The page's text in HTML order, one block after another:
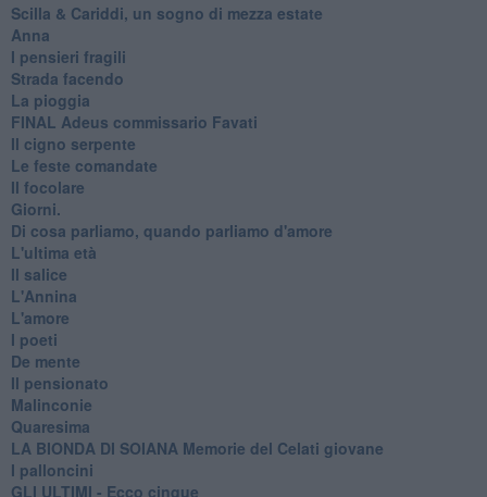
​Scilla & Cariddi, un sogno di mezza estate
Anna
I pensieri fragili
Strada facendo
La pioggia
FINAL Adeus commissario Favati
Il cigno serpente
Le feste comandate
Il focolare
Giorni.
Di cosa parliamo, quando parliamo d'amore
L'ultima età
Il salice
L'Annina
L'amore
I poeti
De mente
Il pensionato
Malinconie
Quaresima
LA BIONDA DI SOIANA Memorie del Celati giovane
I palloncini
GLI ULTIMI - Ecco cinque